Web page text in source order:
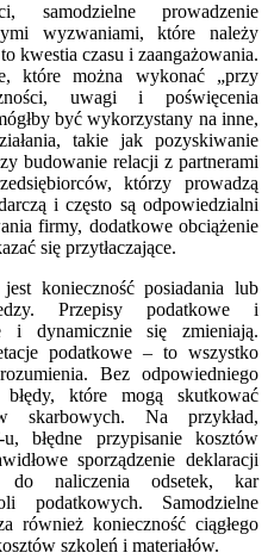
samodzielne prowadzenie
wyzwaniami, które należy
kwestia czasu i zaangażowania.
które można wykonać „przy
uwagi i poświęcenia
być wykorzystany na inne,
takie jak pozyskiwanie
budowanie relacji z partnerami
którzy prowadzą
i często są odpowiedzialni
firmy, dodatkowe obciążenie
się przytłaczające.
konieczność posiadania lub
Przepisy podatkowe i
i dynamicznie się zmieniają.
podatkowe – to wszystko
Bez odpowiedniego
błędy, które mogą skutkować
skarbowych. Na przykład,
błędne przypisanie kosztów
sporządzenie deklaracji
do naliczenia odsetek, kar
podatkowych. Samodzielne
również konieczność ciągłego
szkoleń i materiałów.